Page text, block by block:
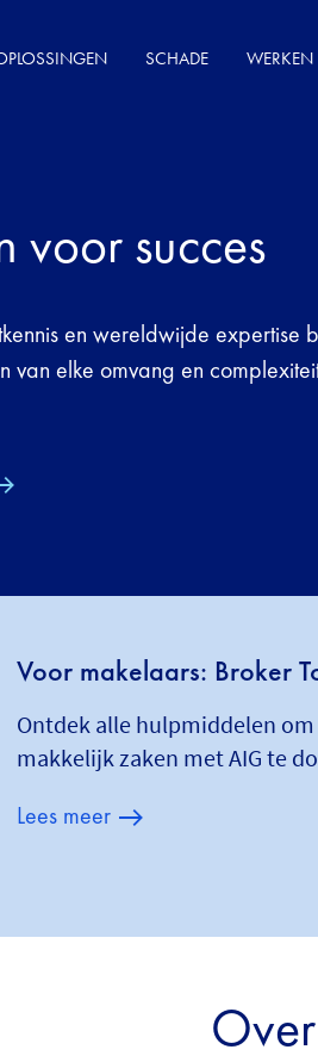
SCHADE
voor succes
en wereldwijde expertise
van elke omvang en
Voor makelaars: Broker
Ontdek alle hulpmiddelen om
makkelijk zaken met AIG te
Lees meer